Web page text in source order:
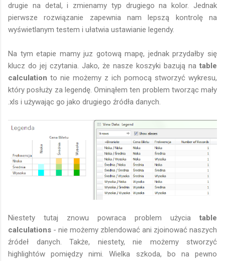
drugie na detal, i zmienamy typ drugiego na kolor. Jednak
pierwsze rozwiązanie zapewnia nam lepszą kontrolę na
wyświetlanym testem i ułatwia ustawianie legendy.
Na tym etapie mamy juz gotową mapę, jednak przydałby się
klucz do jej czytania. Jako, że nasze koszyki bazują na table
calculation to nie możemy z ich pomocą stworzyć wykresu,
który posłuży za legendę. Ominąłem ten problem tworząc mały
.xls i używając go jako drugiego źródła danych.
Niestety tutaj znowu powraca problem użycia table
calculations - nie możemy zblendować ani zjoinować naszych
źródeł danych. Także, niestety, nie możemy stworzyć
highlightów pomiędzy nimi. Wielka szkoda, bo na pewno